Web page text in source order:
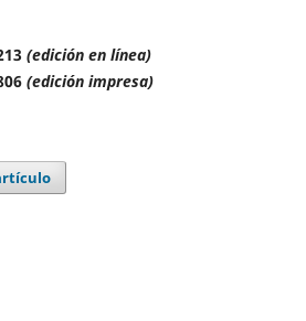
(edición en línea)
(edición impresa)